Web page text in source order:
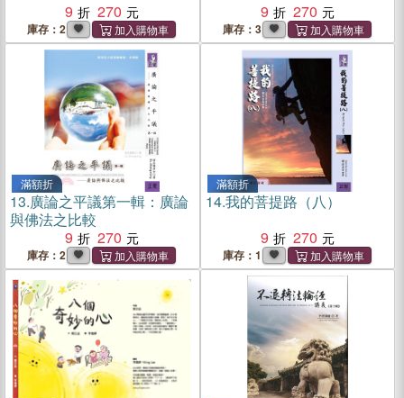
9
270
庫存：2
9
270
庫存：3
滿額折
13.廣論之平議第一輯：廣論
與佛法之比較
9
270
庫存：2
滿額折
14.我的菩提路（八）
9
270
庫存：1